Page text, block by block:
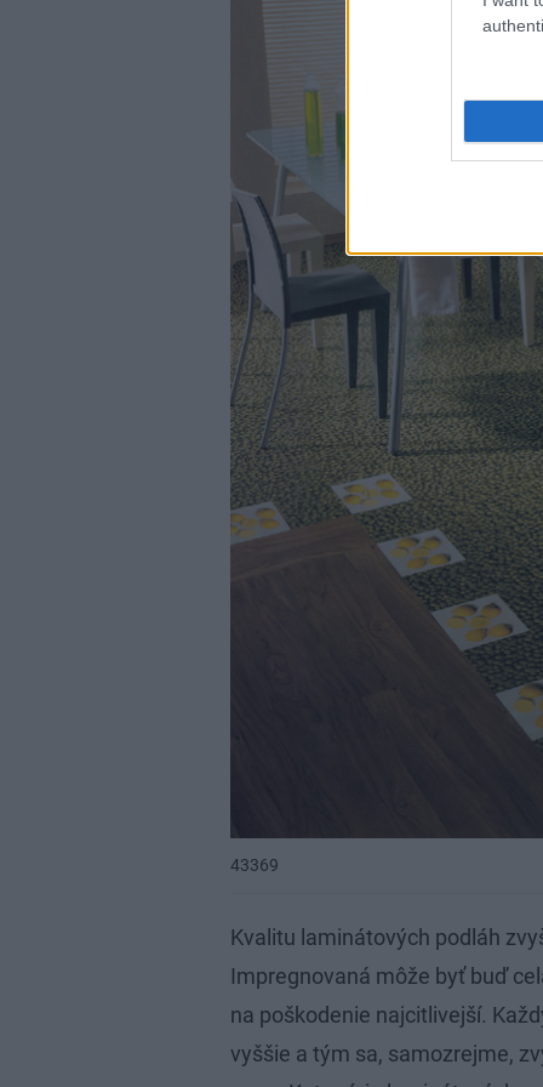
43369
Kvalitu laminátových podláh
Impregnovaná môže byť buď
na poškodenie najcitlivejší.
vyššie a tým sa, samozrejme,